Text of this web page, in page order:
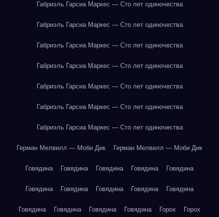
Габриэль Гарсиа Маркес — Сто лет одиночества
Габриэль Гарсиа Маркес — Сто лет одиночества
Габриэль Гарсиа Маркес — Сто лет одиночества
Габриэль Гарсиа Маркес — Сто лет одиночества
Габриэль Гарсиа Маркес — Сто лет одиночества
Габриэль Гарсиа Маркес — Сто лет одиночества
Габриэль Гарсиа Маркес — Сто лет одиночества
Герман Мелвилл — Моби Дик Герман Мелвилл — Моби Дик
Говядина Говядина Говядина Говядина Говядина
Говядина Говядина Говядина Говядина Говядина
Говядина Говядина Говядина Говядина Горох Горох